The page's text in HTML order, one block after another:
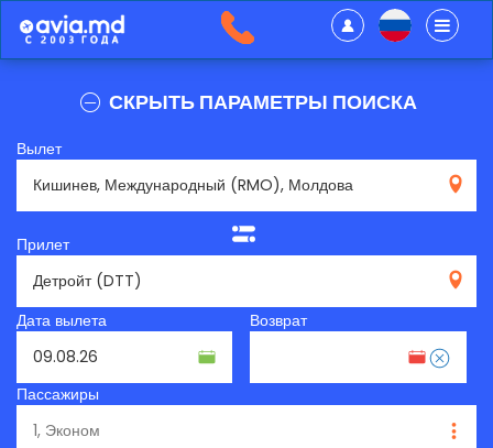
СКРЫТЬ ПАРАМЕТРЫ ПОИСКА
Вылет
Прилет
Дата вылета
Возврат
Пассажиры